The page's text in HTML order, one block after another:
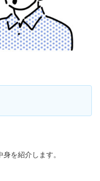
を紹介します。